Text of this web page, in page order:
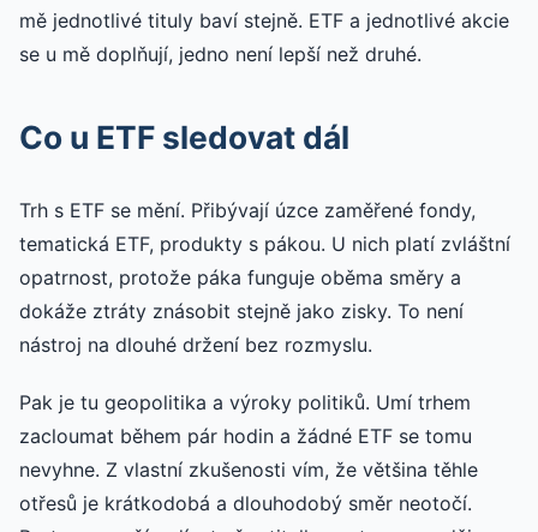
mě jednotlivé tituly baví stejně. ETF a jednotlivé akcie
se u mě doplňují, jedno není lepší než druhé.
Co u ETF sledovat dál
Trh s ETF se mění. Přibývají úzce zaměřené fondy,
tematická ETF, produkty s pákou. U nich platí zvláštní
opatrnost, protože páka funguje oběma směry a
dokáže ztráty znásobit stejně jako zisky. To není
nástroj na dlouhé držení bez rozmyslu.
Pak je tu geopolitika a výroky politiků. Umí trhem
zacloumat během pár hodin a žádné ETF se tomu
nevyhne. Z vlastní zkušenosti vím, že většina těhle
otřesů je krátkodobá a dlouhodobý směr neotočí.